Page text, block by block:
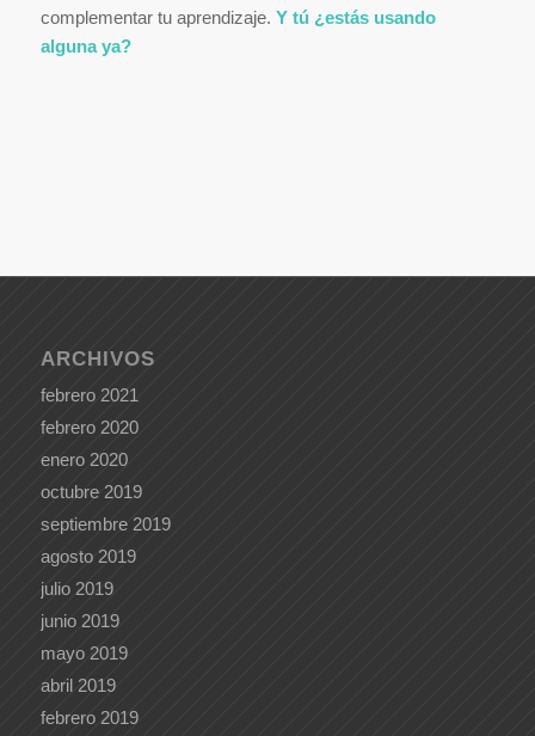
complementar tu aprendizaje. Y tú ¿estás usando
alguna ya?
ARCHIVOS
febrero 2021
febrero 2020
enero 2020
octubre 2019
septiembre 2019
agosto 2019
julio 2019
junio 2019
mayo 2019
abril 2019
febrero 2019